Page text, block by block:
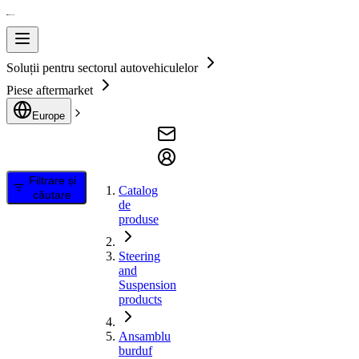
Soluții pentru sectorul autovehiculelor
Piese aftermarket
Europe
Filtrare și
căutare
Catalog
de
produse
Steering
and
Suspension
products
Ansamblu
burduf